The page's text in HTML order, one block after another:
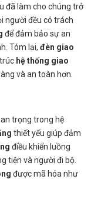
đã làm cho chúng trở
người đều có trách
để đảm bảo sự an
Tóm lại, đèn giao
hệ thống giao
và an toàn hơn.
trọng trong hệ
thiết yếu giúp đảm
điều khiển luồng
tiện và người đi bộ.
được mã hóa như